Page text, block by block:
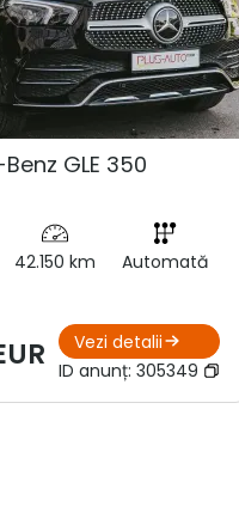
GLE 350
42.150 km Automată
Vezi detalii
ID anunț:305349